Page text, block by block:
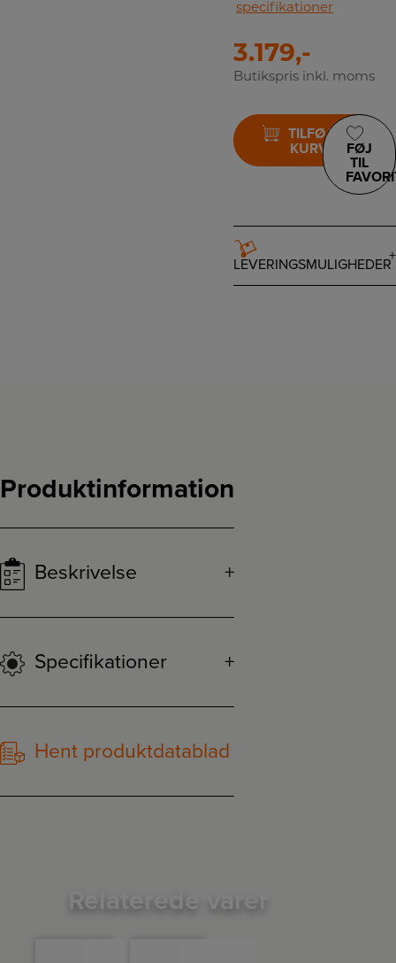
specifikationer
3.179,-
Butikspris inkl. moms
TILFØJ TIL
KURV
FØJ
TIL
LEVERINGSMULIGHEDER
Produktinformation
Beskrivelse
Specifikationer
Hent produktdatablad
Relaterede varer